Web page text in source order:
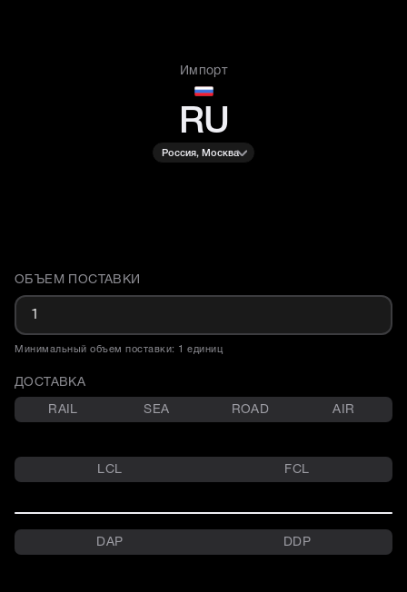
Импорт
RU
Россия, Москва
Доставка и объем поставки
ОБЪЕМ ПОСТАВКИ
Минимальный объем поставки: 1 единиц
ДОСТАВКА
RAIL SEA ROAD AIR
LCL FCL
DAP DDP